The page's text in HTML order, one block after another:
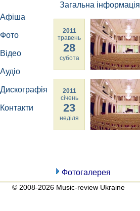
Афіша
Фото
Відео
Аудіо
Дискографія
Контакти
Загальна інформація
2011
травень
28
субота
2011
січень
23
неділя
Фотогалерея
© 2008-2026 Music-review Ukraine